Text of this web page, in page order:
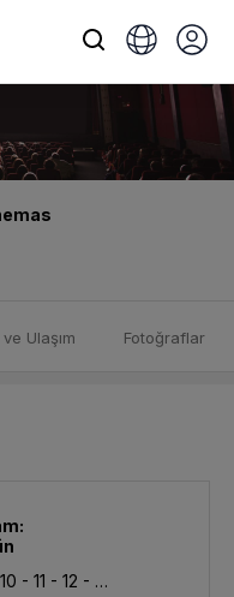
Ulaşım Fotoğraflar
Ağustos - 09 - 10 - 11 - 12 - 13